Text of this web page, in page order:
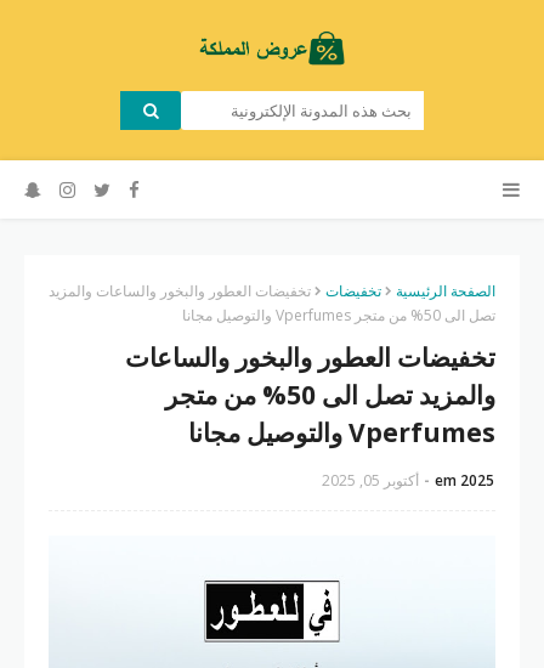
الصفحة الرئيسية تخفيضات
تخفيضات العطور والبخور والساعات والمزيد
تصل الى 50% من متجر Vperfumes والتوصيل مجانا
تخفيضات العطور والبخور والساعات
والمزيد تصل الى 50% من متجر
Vperfumes والتوصيل مجانا
em 2025 أكتوبر 05, 2025